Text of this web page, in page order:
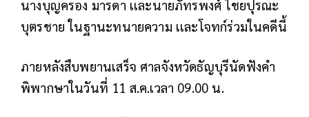
นางบุญครอง มารดา เเละนายภัทรพงศ์ ไชยปุรณะ
บุตรชาย ในฐานะทนายความ เเละโจทก์ร่วมในคดีนี้
ภายหลังสืบพยานเสร็จ ศาลจังหวัดธัญบุรีนัดฟังคำ
พิพากษาในวันที่ 11 ส.ค.เวลา 09.00 น.